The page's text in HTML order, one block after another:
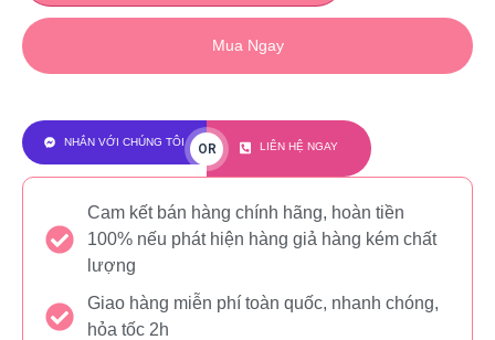
Mua Ngay
NHẮN VỚI CHÚNG TÔI OR LIÊN HỆ NGAY
Cam kết bán hàng chính hãng, hoàn tiền
100% nếu phát hiện hàng giả hàng kém chất
lượng
Giao hàng miễn phí toàn quốc, nhanh chóng,
hỏa tốc 2h